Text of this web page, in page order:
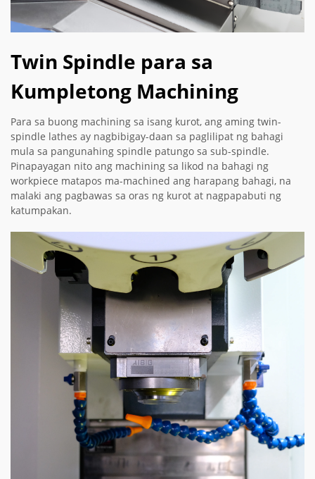
Twin Spindle para sa
Kumpletong Machining
Para sa buong machining sa isang kurot, ang aming twin-
spindle lathes ay nagbibigay-daan sa paglilipat ng bahagi
mula sa pangunahing spindle patungo sa sub-spindle.
Pinapayagan nito ang machining sa likod na bahagi ng
workpiece matapos ma-machined ang harapang bahagi, na
malaki ang pagbawas sa oras ng kurot at nagpapabuti ng
katumpakan.